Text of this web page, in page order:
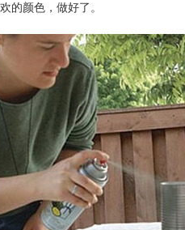
的颜色，做好了。